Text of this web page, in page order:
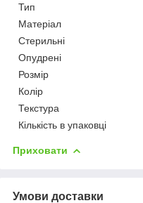
Тип
Матеріал
Стерильні
Опудрені
Розмір
Колір
Текстура
Кількість в упаковці
Приховати
Умови доставки